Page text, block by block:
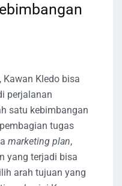
Kledo bisa
perjalanan
satu kebimbangan
tugas
marketing plan,
yang terjadi bisa
arah tujuan yang